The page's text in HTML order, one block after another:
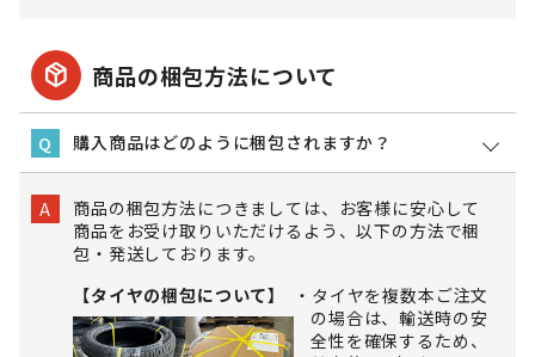
package_2 商品の梱包方法について
Q 購入商品はどのように梱包されますか？
A
商品の梱包方法につきましては、お客様に安心して
商品をお受け取りいただけるよう、以下の方法で梱
包・発送しております。
【タイヤの梱包について】
タイヤを複数本ご注文
の場合は、輸送時の安
全性を確保するため、